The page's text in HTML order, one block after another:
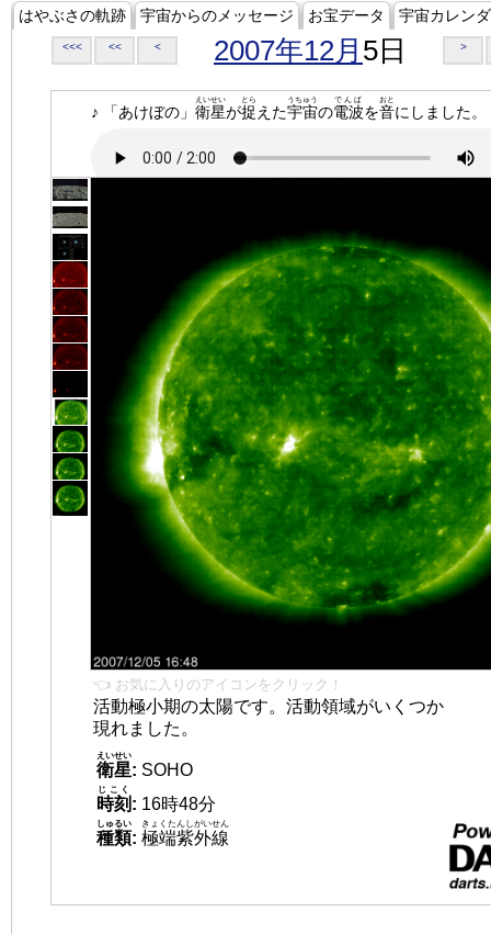
はやぶさの軌跡 宇宙からのメッセージ お宝データ 宇宙カレン
<<< << < 2007年12月 5日 >
♪ 「あけぼの」 衛星
えいせい
が捉
とら
えた宇宙
うちゅう
の電波
でんぱ
を音
おと
にしました。
👈 お気に入りのアイコンをクリック！
活動極小期の太陽です。活動領域がいくつか
現れました。
衛星
えいせい
: SOHO
時刻
じこく
: 16時48分
種類
しゅるい
: 極端紫外線
きょくたんしがいせん